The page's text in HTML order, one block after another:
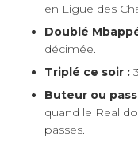
en Ligue des
Doublé
décimée.
Triplé ce soir :
Buteur ou
quand le Real
passes.